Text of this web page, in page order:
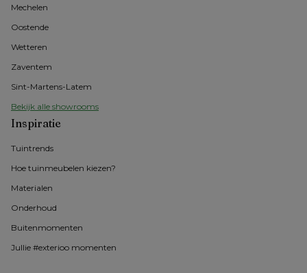
Mechelen
Oostende
Wetteren
Zaventem
Sint-Martens-Latem
Bekijk alle showrooms
Inspiratie
Tuintrends
Hoe tuinmeubelen kiezen?
Materialen
Onderhoud
Buitenmomenten
Jullie #exterioo momenten